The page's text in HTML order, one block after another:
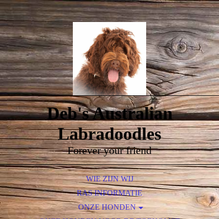
Deb's Australian
Labradoodles
Forever your friend
WIE ZIJN WIJ
RAS INFORMATIE
ONZE HONDEN